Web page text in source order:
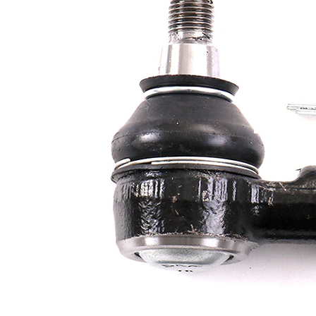
cu
unsoare
sintetică
M14 x
1,5